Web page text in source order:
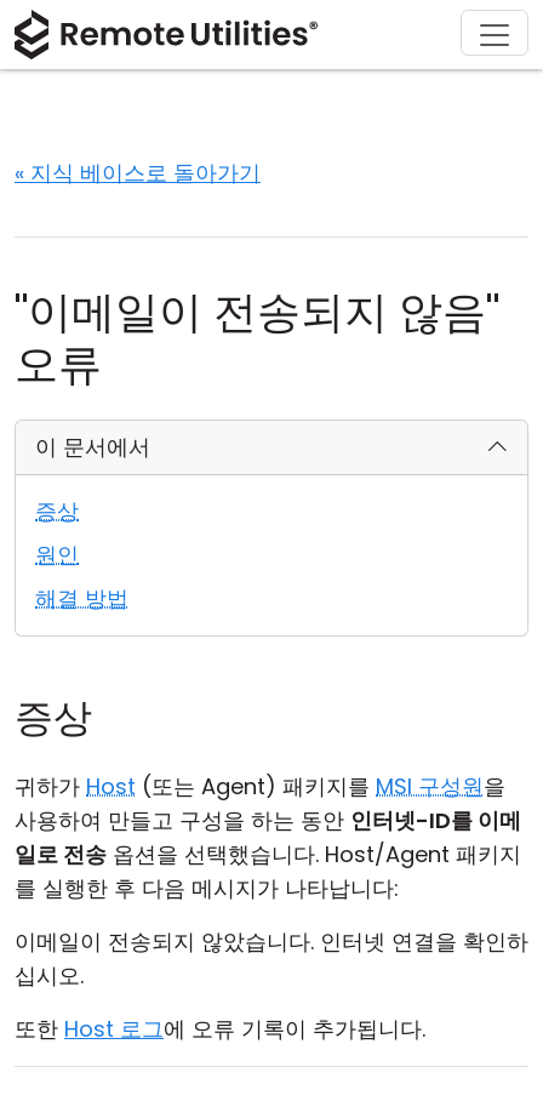
« 지식 베이스로 돌아가기
"이메일이 전송되지 않음"
오류
이 문서에서
증상
원인
해결 방법
증상
귀하가 Host (또는 Agent) 패키지를 MSI 구성원을
사용하여 만들고 구성을 하는 동안 인터넷-ID를 이메
일로 전송 옵션을 선택했습니다. Host/Agent 패키지
를 실행한 후 다음 메시지가 나타납니다:
이메일이 전송되지 않았습니다. 인터넷 연결을 확인하
십시오.
또한 Host 로그에 오류 기록이 추가됩니다.
제품
연결 모드
무인 액세스
Active Directory 지원
MSI 구성
클라우드 & 온프레미스
솔루션
정보 기술
다운로드
구매
지원
회사 소개